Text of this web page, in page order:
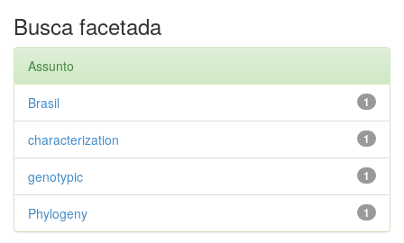
Busca facetada
Assunto
1
Brasil
1
characterization
1
genotypic
1
Phylogeny